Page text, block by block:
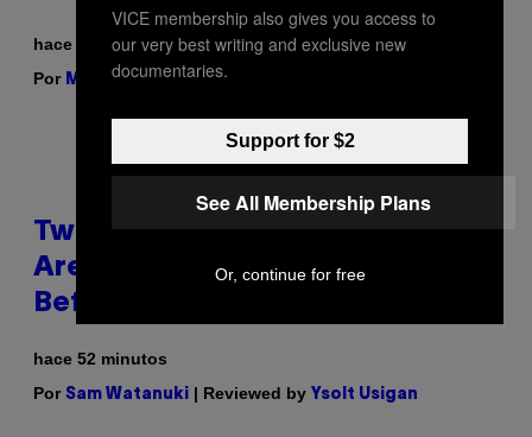
hace 33 minutos
Por Maha Haq | Reviewed by
Two Pokemon TCG Restocks
Are Live On Amazon—Catch ‘Em
Before They’re Gone
hace 52 minutos
Por Sam Watanuki | Reviewed by Ysolt Usigan
VICE membership also gives you access to
our very best writing and exclusive new
documentaries.
Support for $2
See All Membership Plans
Or, continue for free